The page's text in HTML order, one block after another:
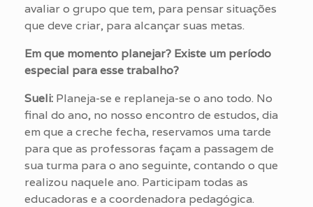
avaliar o grupo que tem, para pensar situações
que deve criar, para alcançar suas metas.
Em que momento planejar? Existe um período
especial para esse trabalho?
Sueli: Planeja-se e replaneja-se o ano todo. No
final do ano, no nosso encontro de estudos, dia
em que a creche fecha, reservamos uma tarde
para que as professoras façam a passagem de
sua turma para o ano seguinte, contando o que
realizou naquele ano. Participam todas as
educadoras e a coordenadora pedagógica.